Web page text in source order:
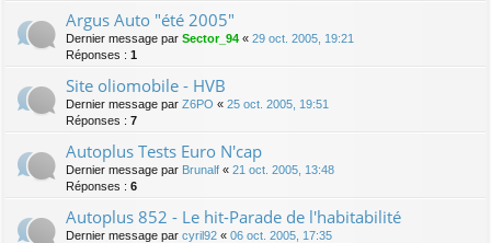
Argus Auto "été 2005"
Dernier message par Sector_94 « 29 oct. 2005, 19:21
Réponses : 1
Site oliomobile - HVB
Dernier message par Z6PO « 25 oct. 2005, 19:51
Réponses : 7
Autoplus Tests Euro N'cap
Dernier message par Brunalf « 21 oct. 2005, 13:48
Réponses : 6
Autoplus 852 - Le hit-Parade de l'habitabilité
Dernier message par cyril92 « 06 oct. 2005, 17:35